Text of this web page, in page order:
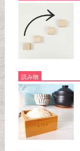
読み物